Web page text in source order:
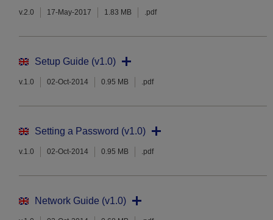
v.2.0 17-May-2017 1.83 MB .pdf
Setup Guide (v1.0)
v.1.0 02-Oct-2014 0.95 MB .pdf
Setting a Password (v1.0)
v.1.0 02-Oct-2014 0.95 MB .pdf
Network Guide (v1.0)